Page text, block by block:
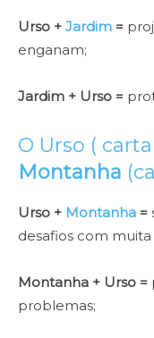
Urso + Jardim =
enganam;
Jardim + Urso =
O Urso ( carta
Montanha
Urso + Montanha =
desafios com muita
Montanha + Urso =
problemas;